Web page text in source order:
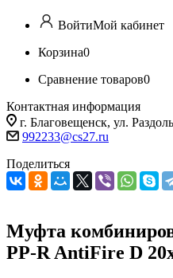
ВойтиМой кабинет
Корзина0
Сравнение товаров0
Контактная информация
г. Благовещенск, ул.
992233@cs27.ru
Поделиться
Муфта
PP-R AntiFire D